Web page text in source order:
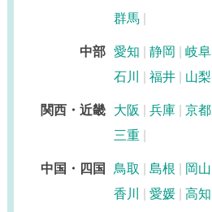
群馬
中部 愛知 静岡 岐阜
石川
福井 山梨
関西・近畿 大阪 兵庫 京都
三重
中国・四国 鳥取 島根 岡山
香川
愛媛 高知